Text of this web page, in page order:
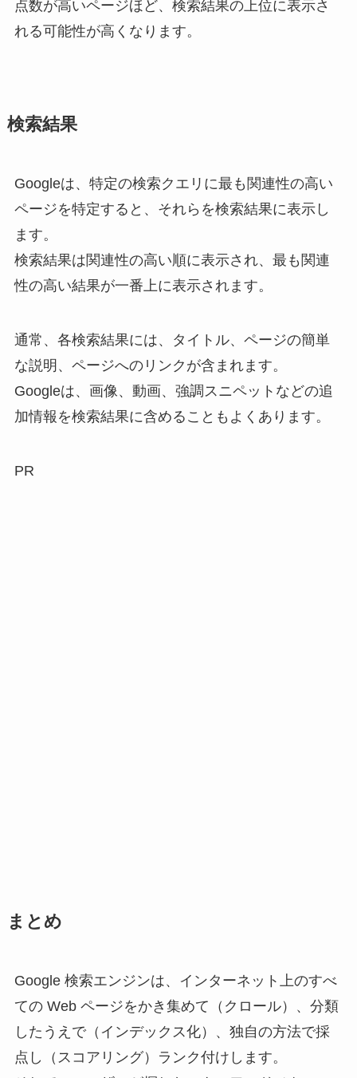
点数が高いページほど、検索結果の上位に表示さ
れる可能性が高くなります。
検索結果
Googleは、特定の検索クエリに最も関連性の高い
ページを特定すると、それらを検索結果に表示し
ます。
検索結果は関連性の高い順に表示され、最も関連
性の高い結果が一番上に表示されます。
通常、各検索結果には、タイトル、ページの簡単
な説明、ページへのリンクが含まれます。
Googleは、画像、動画、強調スニペットなどの追
加情報を検索結果に含めることもよくあります。
PR
まとめ
Google 検索エンジンは、インターネット上のすべ
ての Web ページをかき集めて（クロール）、分類
したうえで（インデックス化）、独自の方法で採
点し（スコアリング）ランク付けします。